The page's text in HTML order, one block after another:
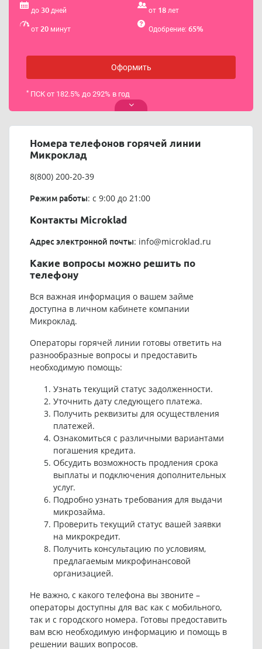
до 30 дней от 18 лет
от 20 минут Одобрение: 65%
Оформить
*ПСК от 182.5% до 292% в год
Номера телефонов горячей линии
Микроклад
8(800) 200-20-39
Режим работы: с 9:00 до 21:00
Контакты Microklad
Адрес электронной почты: info@microklad.ru
Какие вопросы можно решить по
телефону
Вся важная информация о вашем займе
доступна в личном кабинете компании
Микроклад.
Операторы горячей линии готовы ответить на
разнообразные вопросы и предоставить
необходимую помощь:
Узнать текущий статус задолженности.
Уточнить дату следующего платежа.
Получить реквизиты для осуществления
платежей.
Ознакомиться с различными вариантами
погашения кредита.
Обсудить возможность продления срока
выплаты и подключения дополнительных
услуг.
Подробно узнать требования для выдачи
микрозайма.
Проверить текущий статус вашей заявки
на микрокредит.
Получить консультацию по условиям,
предлагаемым микрофинансовой
организацией.
Не важно, с какого телефона вы звоните –
операторы доступны для вас как с мобильного,
так и с городского номера. Готовы предоставить
вам всю необходимую информацию и помощь в
решении ваших вопросов.